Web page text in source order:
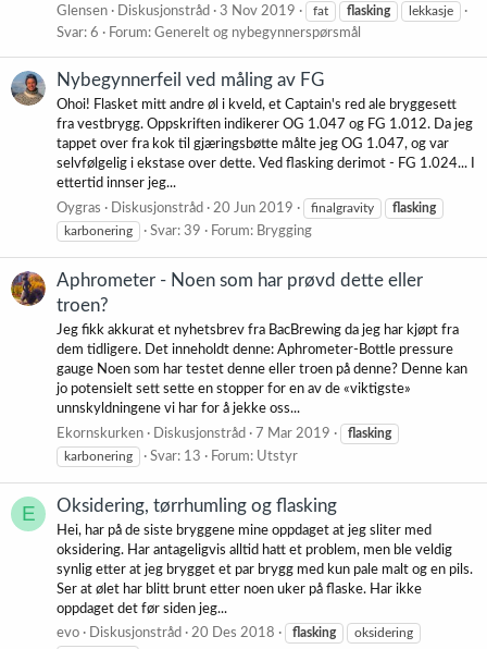
Glensen
Diskusjonstråd 3 Nov 2019 fat flasking lekkasje
Svar: 6 Forum: Generelt og nybegynnerspørsmål
Nybegynnerfeil ved måling av FG
Ohoi! Flasket mitt andre øl i kveld, et Captain's red ale bryggesett
fra vestbrygg. Oppskriften indikerer OG 1.047 og FG 1.012. Da jeg
tappet over fra kok til gjæringsbøtte målte jeg OG 1.047, og var
selvfølgelig i ekstase over dette. Ved flasking derimot - FG 1.024... I
ettertid innser jeg...
Oygras
Diskusjonstråd 20 Jun 2019 finalgravity
flasking
karbonering
Svar: 39 Forum: Brygging
Aphrometer - Noen som har prøvd dette eller
troen?
Jeg fikk akkurat et nyhetsbrev fra BacBrewing da jeg har kjøpt fra
dem tidligere. Det inneholdt denne: Aphrometer-Bottle pressure
gauge Noen som har testet denne eller troen på denne? Denne kan
jo potensielt sett sette en stopper for en av de «viktigste»
unnskyldningene vi har for å jekke oss...
Ekornskurken
Diskusjonstråd 7 Mar 2019
flasking
karbonering
Svar: 13 Forum: Utstyr
E Oksidering, tørrhumling og flasking
Hei, har på de siste bryggene mine oppdaget at jeg sliter med
oksidering. Har antageligvis alltid hatt et problem, men ble veldig
synlig etter at jeg brygget et par brygg med kun pale malt og en pils.
Ser at ølet har blitt brunt etter noen uker på flaske. Har ikke
oppdaget det før siden jeg...
evo
Diskusjonstråd 20 Des 2018 flasking oksidering